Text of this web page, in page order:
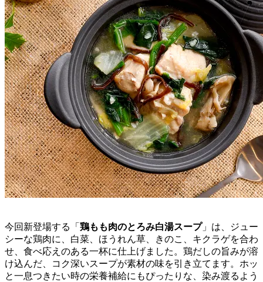
今回新登場する「 鶏もも肉のとろみ白湯スープ」は、ジュー
シーな鶏肉に、白菜、ほうれん草、きのこ、キクラゲを合わ
せ、食べ応えのある一杯に仕上げました。鶏だしの旨みが溶
け込んだ、コク深いスープが素材の味を引き立てます。ホッ
と一息つきたい時の栄養補給にもぴったりな、染み渡るよう